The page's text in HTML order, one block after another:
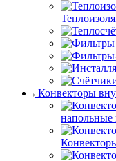
Конвекторы
напольные